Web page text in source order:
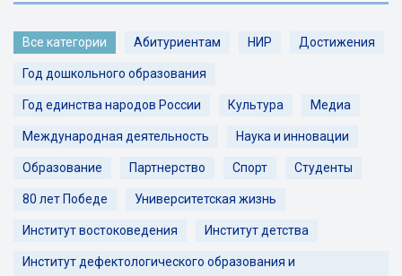
Все категории Абитуриентам НИР Достижения
Год дошкольного образования
Год единства народов России Культура Медиа
Международная деятельность Наука и инновации
Образование Партнерство Спорт Студенты
80 лет Победе Университетская жизнь
Институт востоковедения Институт детства
Институт дефектологического образования и